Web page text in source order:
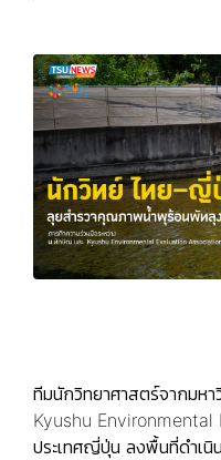
ทีมนักวิทยาศาสตร์จากมห
Kyushu Environmental
ประเทศญี่ปุ่น ลงพื้นที่ดำเนิ